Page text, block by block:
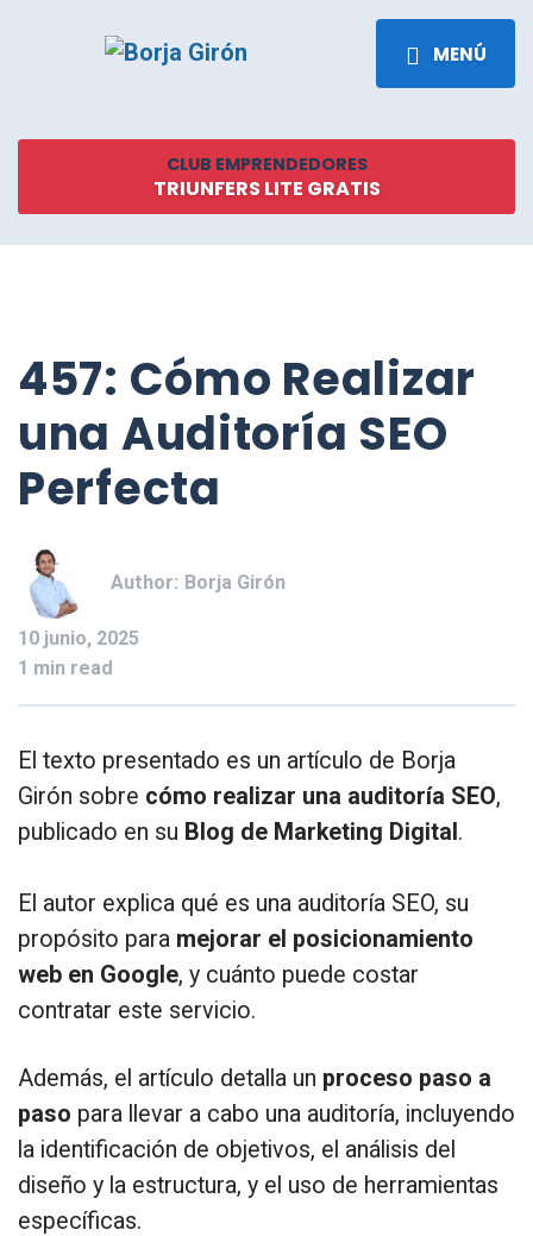
MENÚ
CLUB EMPRENDEDORES
TRIUNFERS LITE GRATIS
457: Cómo Realizar
una Auditoría SEO
Perfecta
Author: Borja Girón
10 junio, 2025
1 min read
El texto presentado es un artículo de Borja
Girón sobre cómo realizar una auditoría SEO,
publicado en su Blog de Marketing Digital .
El autor explica qué es una auditoría SEO, su
propósito para mejorar el posicionamiento
web en Google, y cuánto puede costar
contratar este servicio.
Además, el artículo detalla un proceso paso a
paso para llevar a cabo una auditoría, incluyendo
la identificación de objetivos, el análisis del
diseño y la estructura, y el uso de herramientas
específicas.